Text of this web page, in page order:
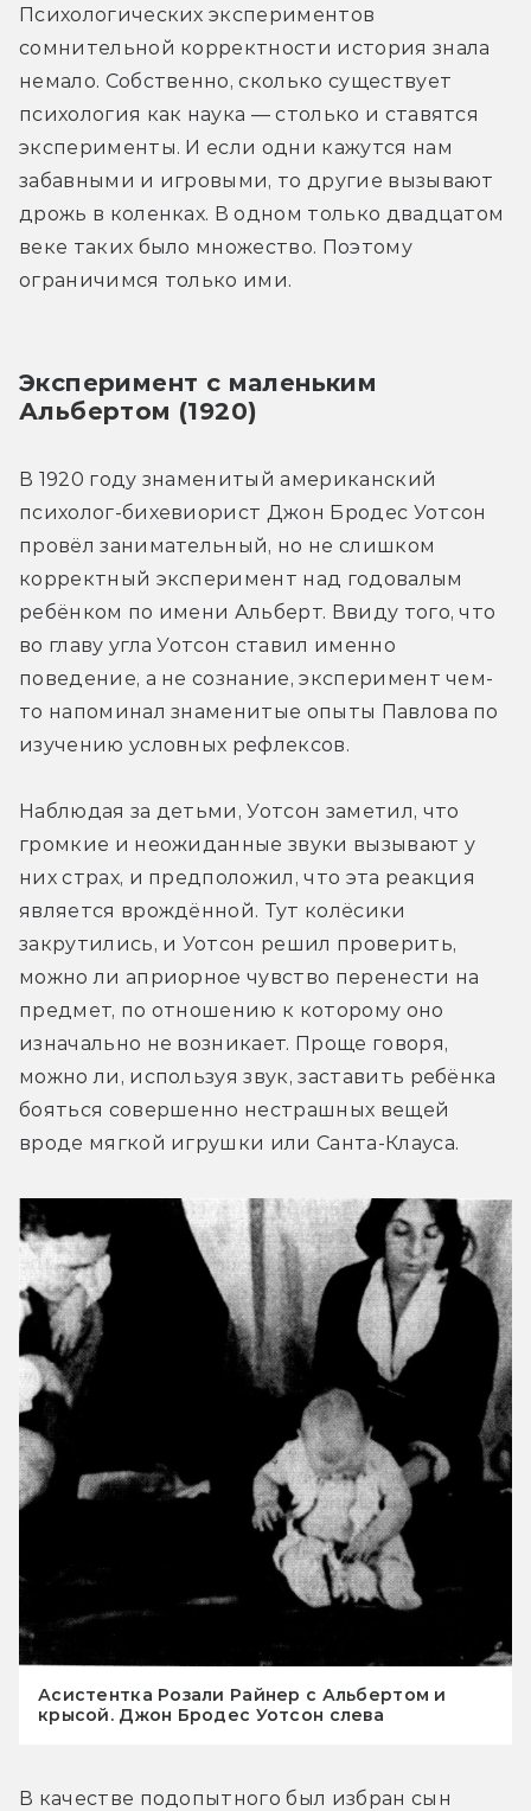
Психологических экспериментов
сомнительной корректности история знала
немало. Собственно, сколько существует
психология как наука — столько и ставятся
эксперименты. И если одни кажутся нам
забавными и игровыми, то другие вызывают
дрожь в коленках. В одном только двадцатом
веке таких было множество. Поэтому
ограничимся только ими.
Эксперимент с маленьким
Альбертом (1920)
В 1920 году знаменитый американский
психолог-бихевиорист Джон Бродес Уотсон
провёл занимательный, но не слишком
корректный эксперимент над годовалым
ребёнком по имени Альберт. Ввиду того, что
во главу угла Уотсон ставил именно
поведение, а не сознание, эксперимент чем-
то напоминал знаменитые опыты Павлова по
изучению условных рефлексов.
Наблюдая за детьми, Уотсон заметил, что
громкие и неожиданные звуки вызывают у
них страх, и предположил, что эта реакция
является врождённой. Тут колёсики
закрутились, и Уотсон решил проверить,
можно ли априорное чувство перенести на
предмет, по отношению к которому оно
изначально не возникает. Проще говоря,
можно ли, используя звук, заставить ребёнка
бояться совершенно нестрашных вещей
вроде мягкой игрушки или Санта-Клауса.
Асистентка Розали Райнер с Альбертом и
крысой. Джон Бродес Уотсон слева
В качестве подопытного был избран сын